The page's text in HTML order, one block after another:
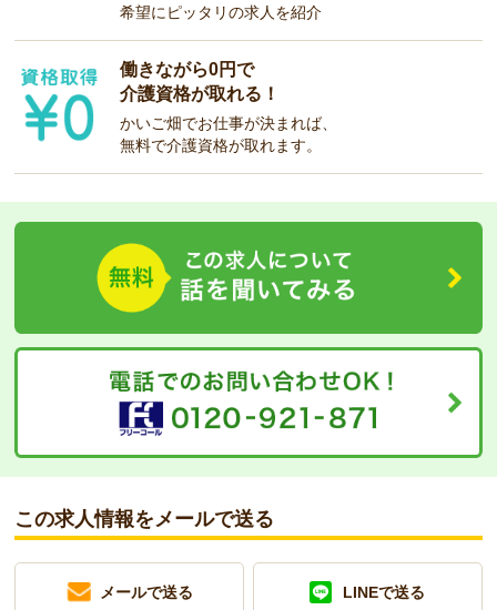
希望にピッタリの求人を紹介
働きながら0円で
介護資格が取れる！
かいご畑でお仕事が決まれば、
無料で介護資格が取れます。
この求人情報をメールで送る
メールで送る LINEで送る